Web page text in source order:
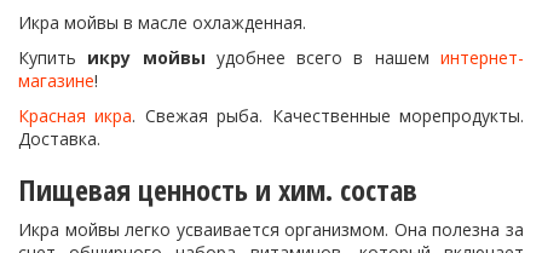
Икра мойвы в масле охлажденная.
Купить икру мойвы удобнее всего в нашеминтернет-
магазине!
Красная икра. Свежая рыба. Качественные морепродукты.
Доставка.
Пищевая ценность и хим. состав
Икра мойвы легко усваивается организмом. Она полезна за